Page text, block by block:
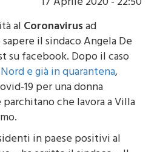
Coronavirusad
il sindaco Angela De
su facebook. Dopo il caso
e già in quarantena,
19 per una donna
che lavora a Villa
in paese positivi al
– ha scritto il sindaco – Il